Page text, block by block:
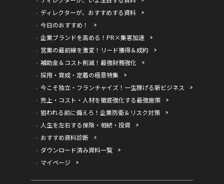
ディレクターが、おすすめする資料
今日のおすすめ！
企業ブランドを高める！PR×集客加速
営業の最前線を激変！リード獲得＆成約
補助金＆コスト削減！最強財務強化
採用・育成・定着の極意特集
今こそ独立・フランチャイズ！一生稼げる新ビジネス
売上・コスト・人材を徹底強化する最強施策
狙われる前に備えろ！企業防衛＆リスク対策
人生を左右する保険・相続・投資
おすすめ資料診断
ダウンロード済み資料一覧
マイページ